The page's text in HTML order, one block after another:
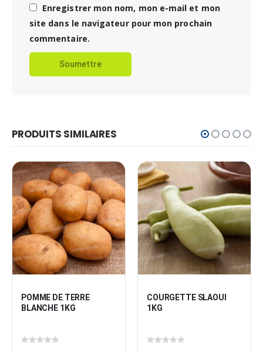
Enregistrer mon nom, mon e-mail et mon
site dans le navigateur pour mon prochain
commentaire.
PRODUITS SIMILAIRES
COURGETTE SLAOUI
1KG
SALADE VERTE A LA
PIECE